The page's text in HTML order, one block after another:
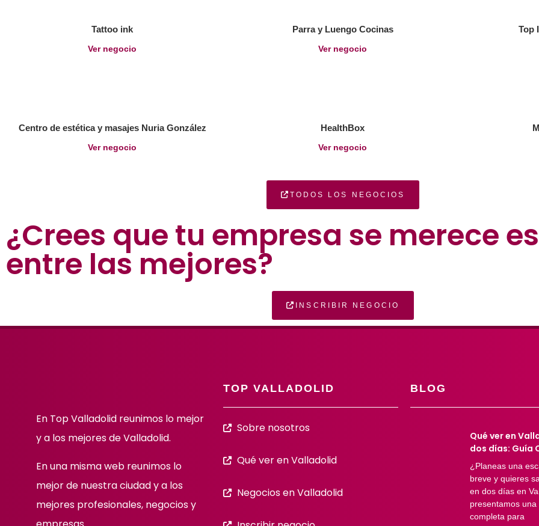
Tattoo ink
Ver negocio
Parra y Luengo Cocinas
Ver negocio
Top
Centro de estética y masajes Nuria González
Ver negocio
HealthBox
Ver negocio
TODOS LOS NEGOCIOS
¿Crees que tu empresa se merece
entre las mejores?
INSCRIBIR NEGOCIO
En Top Valladolid reunimos lo mejor
y a los mejores de Valladolid.
En una misma web reunimos lo
mejor de nuestra ciudad y a los
mejores profesionales, negocios y
TOP VALLADOLID
Sobre nosotros
Qué ver en Valladolid
Negocios en Valladolid
BLOG
Qué ver en
dos días: Guía
¿Planeas una
breve y quieres
en dos días en
presentamos una
completa para